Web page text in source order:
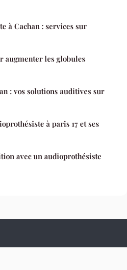
à Cachan : services sur
augmenter les globules
: vos solutions auditives sur
à paris 17 et ses
avec un audioprothésiste